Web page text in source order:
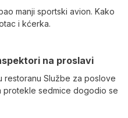
manji sportski avion. Kako
i kćerka.
na proslavi
restoranu Službe za poslove
protekle sedmice dogodio se